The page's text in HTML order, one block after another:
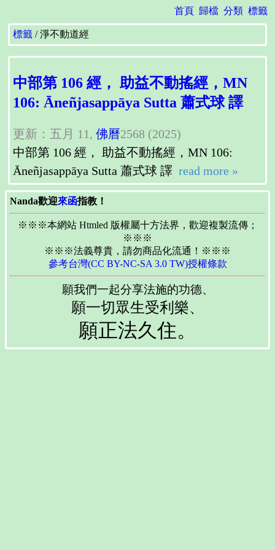
首頁 歸檔 分類 標籤
標籤 淨不動道經
中部第 106 經， 助益不動搖經，MN
106: Āneñjasappāya Sutta 蕭式球 譯
更新：五月 11, 佛曆2568 (2025)
中部第 106 經， 助益不動搖經，MN 106:
Āneñjasappāya Sutta 蕭式球 譯 read more »
Nanda歡迎來函指教！
※※※本網站 Htmled 版權屬十方法界，歡迎複製流傳；
※※※
※※※法義尊貴，請勿商品化流通！※※※
參考台灣(CC BY-NC-SA 3.0 TW)授權條款
願我們一起分享法施的功德、
願一切眾生受利樂、
願正法久住。